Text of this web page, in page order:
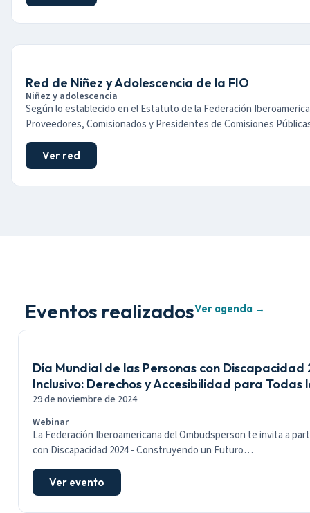
Red de Niñez y Adolescencia de la FIO
Niñez y adolescencia
Según lo establecido en el Estatuto de la Federación
Proveedores, Comisionados y Presidentes de Comisiones
Ver red
Eventos realizadosVer agenda →
Día Mundial de las Personas con
Inclusivo: Derechos y Accesibilidad para Todas
29 de noviembre de 2024
Webinar
La Federación Iberoamericana del Ombudsperson te invita a
con Discapacidad 2024 - Construyendo un Futuro…
Ver evento